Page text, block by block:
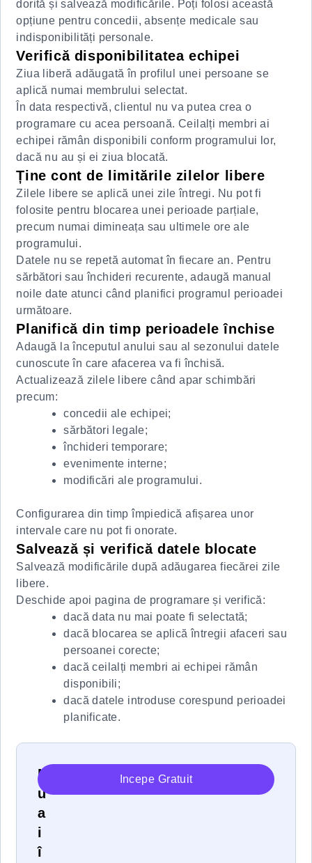
dorită și salvează modificările. Poți folosi această
opțiune pentru concedii, absențe medicale sau
indisponibilități personale.
Verifică disponibilitatea echipei
Ziua liberă adăugată în profilul unei persoane se
aplică numai membrului selectat.
În data respectivă, clientul nu va putea crea o
programare cu acea persoană. Ceilalți membri ai
echipei rămân disponibili conform programului lor,
dacă nu au și ei ziua blocată.
Ține cont de limitările zilelor libere
Zilele libere se aplică unei zile întregi. Nu pot fi
folosite pentru blocarea unei perioade parțiale,
precum numai dimineața sau ultimele ore ale
programului.
Datele nu se repetă automat în fiecare an. Pentru
sărbători sau închideri recurente, adaugă manual
noile date atunci când planifici programul perioadei
următoare.
Planifică din timp perioadele închise
Adaugă la începutul anului sau al sezonului datele
cunoscute în care afacerea va fi închisă.
Actualizează zilele libere când apar schimbări
precum:
concedii ale echipei;
sărbători legale;
închideri temporare;
evenimente interne;
modificări ale programului.
Configurarea din timp împiedică afișarea unor
intervale care nu pot fi onorate.
Salvează și verifică datele blocate
Salvează modificările după adăugarea fiecărei zile
libere.
Deschide apoi pagina de programare și verifică:
dacă data nu mai poate fi selectată;
dacă blocarea se aplică întregii afaceri sau
persoanei corecte;
dacă ceilalți membri ai echipei rămân
disponibili;
dacă datele introduse corespund perioadei
planificate.
N
u
a
i
î
Incepe Gratuit